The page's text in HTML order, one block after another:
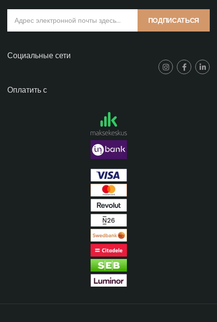
ПОДПИСАТЬСЯ
Социальные сети
Оплатить с